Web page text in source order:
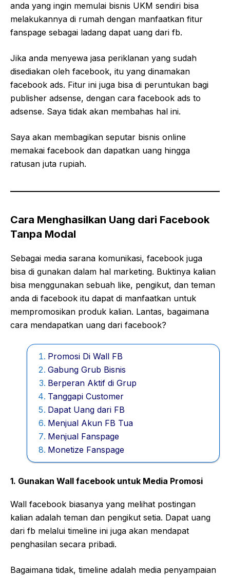
anda yang ingin memulai bisnis UKM sendiri bisa
melakukannya di rumah dengan manfaatkan fitur
fanspage sebagai ladang dapat uang dari fb.
Jika anda menyewa jasa periklanan yang sudah
disediakan oleh facebook, itu yang dinamakan
facebook ads. Fitur ini juga bisa di peruntukan bagi
publisher adsense, dengan cara facebook ads to
adsense. Saya tidak akan membahas hal ini.
Saya akan membagikan seputar bisnis online
memakai facebook dan dapatkan uang hingga
ratusan juta rupiah.
Cara Menghasilkan Uang dari Facebook
Tanpa Modal
Sebagai media sarana komunikasi, facebook juga
bisa di gunakan dalam hal marketing. Buktinya kalian
bisa menggunakan sebuah like, pengikut, dan teman
anda di facebook itu dapat di manfaatkan untuk
mempromosikan produk kalian. Lantas, bagaimana
cara mendapatkan uang dari facebook?
Promosi Di Wall FB
Gabung Grub Bisnis
Berperan Aktif di Grup
Tanggapi Customer
Dapat Uang dari FB
Menjual Akun FB Tua
Menjual Fanspage
Monetize Fanspage
1. Gunakan Wall facebook untuk Media Promosi
Wall facebook biasanya yang melihat postingan
kalian adalah teman dan pengikut setia. Dapat uang
dari fb melalui timeline ini juga akan mendapat
penghasilan secara pribadi.
Bagaimana tidak, timeline adalah media penyampaian